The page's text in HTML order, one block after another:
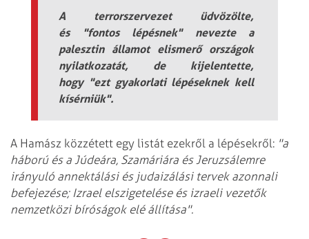
A terrorszervezet üdvözölte,
és
"fontos lépésnek" nevezte a
palesztin államot elismerő országok
nyilatkozatát, de kijelentette,
hogy "ezt gyakorlati lépéseknek kell
kísérniük".
A Hamász közzétett egy listát ezekről a lépésekről: "a
háború és a Júdeára, Szamáriára és Jeruzsálemre
irányuló annektálási és judaizálási tervek azonnali
befejezése; Izrael elszigetelése és izraeli vezetők
nemzetközi bíróságok elé állítása".